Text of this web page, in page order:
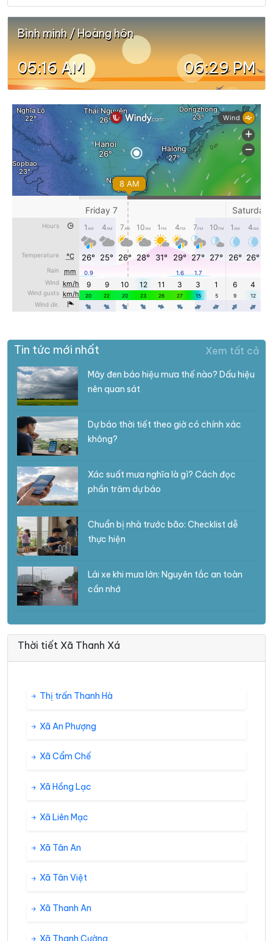
Bình minh / Hoàng hôn
05:16 AM 06:29 PM
Tin tức mới nhất Xem tất cả
Mây đen báo hiệu mưa thế nào? Dấu hiệu
nên quan sát
Dự báo thời tiết theo giờ có chính xác
không?
Xác suất mưa nghĩa là gì? Cách đọc
phần trăm dự báo
Chuẩn bị nhà trước bão: Checklist dễ
thực hiện
Lái xe khi mưa lớn: Nguyên tắc an toàn
cần nhớ
Thời tiết Xã Thanh Xá
Thị trấn Thanh Hà
Xã An Phượng
Xã Cẩm Chế
Xã Hồng Lạc
Xã Liên Mạc
Xã Tân An
Xã Tân Việt
Xã Thanh An
Xã Thanh Cường